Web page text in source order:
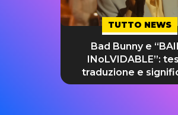
TUTTO NEWS
Bad Bunny e
INoLVIDABLE”:
traduzione e